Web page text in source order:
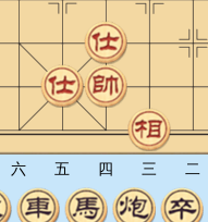
六 五 四 三 二